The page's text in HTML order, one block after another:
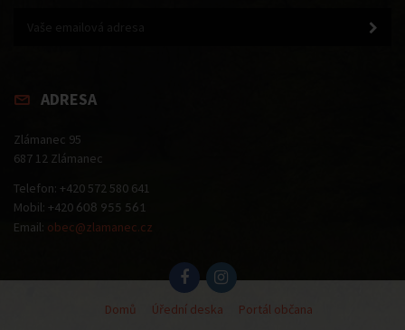
ADRESA
Zlámanec 95
687 12 Zlámanec
Telefon: +420 572 580 641
Mobil: +420 608 955 561
Email: obec@zlamanec.cz
Domů Úřední deska Portál občana